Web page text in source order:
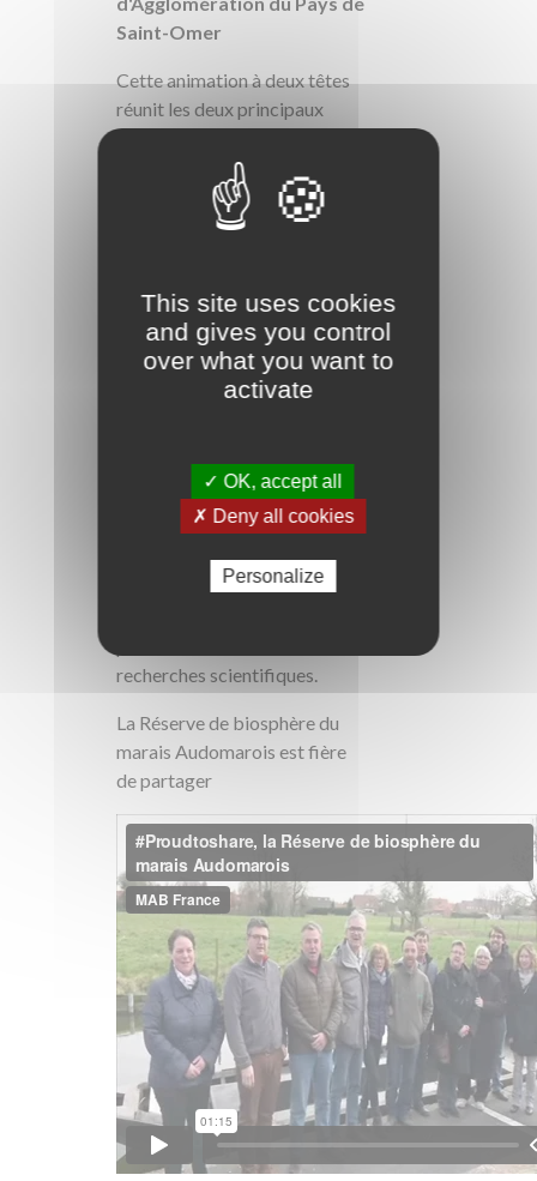
Saint-Omer
Cette animation à deux têtes
réunit les deux principaux
partenariat qui permet le
portage de l'animation
récemment d'un conseil
scientifique qui apporte son
expertise et ses
recommandations pour
particulier lors de
l'élaboration et de la mise en
oeuvre du Contrat de Marais
mais aussi au bénéfice du Pôle
de Recherche et
recherches scientifiques.
La Réserve de biosphère du
marais Audomarois est fière
de partager
This site uses cookies
and gives you control
over what you want to
activate
✓ OK, accept all
✗ Deny all cookies
Personalize